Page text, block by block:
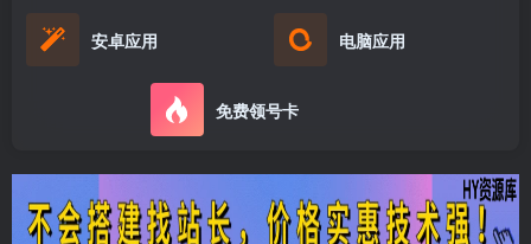
安卓应用 电脑应用
免费领号卡